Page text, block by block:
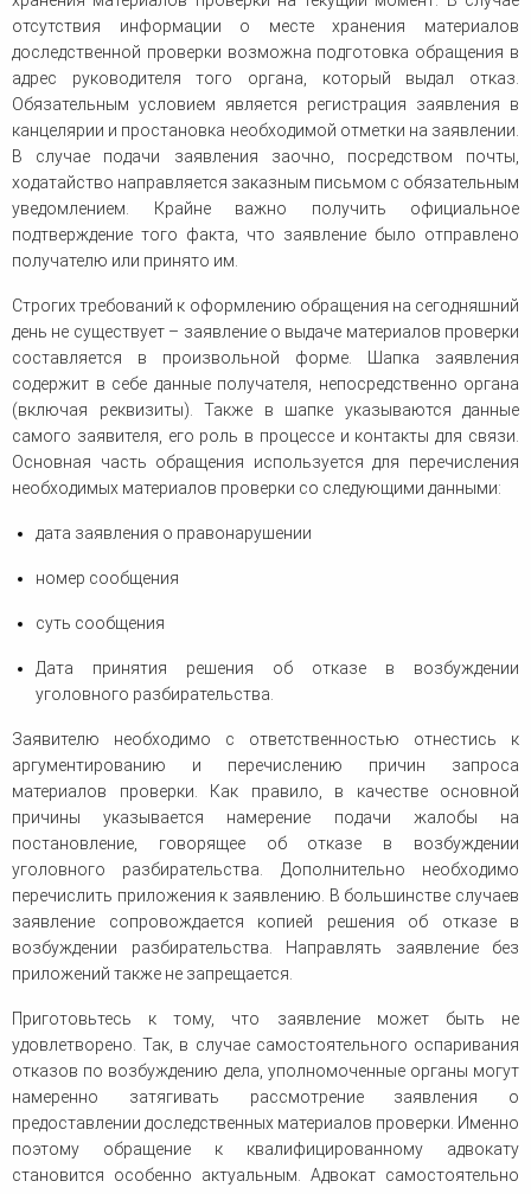
отсутствия информации о месте хранения материалов
доследственной проверки возможна подготовка обращения в
адрес руководителя того органа, который выдал отказ.
Обязательным условием является регистрация заявления в
канцелярии и простановка необходимой отметки на заявлении.
В случае подачи заявления заочно, посредством почты,
ходатайство направляется заказным письмом с обязательным
уведомлением. Крайне важно получить официальное
подтверждение того факта, что заявление было отправлено
получателю или принято им.
Строгих требований к оформлению обращения на сегодняшний
день не существует – заявление о выдаче материалов проверки
составляется в произвольной форме. Шапка заявления
содержит в себе данные получателя, непосредственно органа
(включая реквизиты). Также в шапке указываются данные
самого заявителя, его роль в процессе и контакты для связи.
Основная часть обращения используется для перечисления
необходимых материалов проверки со следующими данными:
дата заявления о правонарушении
номер сообщения
суть сообщения
Дата принятия решения об отказе в возбуждении
уголовного разбирательства.
Заявителю необходимо с ответственностью отнестись к
аргументированию и перечислению причин запроса
материалов проверки. Как правило, в качестве основной
причины указывается намерение подачи жалобы на
постановление, говорящее об отказе в возбуждении
уголовного разбирательства. Дополнительно необходимо
перечислить приложения к заявлению. В большинстве случаев
заявление сопровождается копией решения об отказе в
возбуждении разбирательства. Направлять заявление без
приложений также не запрещается.
Приготовьтесь к тому, что заявление может быть не
удовлетворено. Так, в случае самостоятельного оспаривания
отказов по возбуждению дела, уполномоченные органы могут
намеренно затягивать рассмотрение заявления о
предоставлении доследственных материалов проверки. Именно
поэтому обращение к квалифицированному адвокату
становится особенно актуальным. Адвокат самостоятельно